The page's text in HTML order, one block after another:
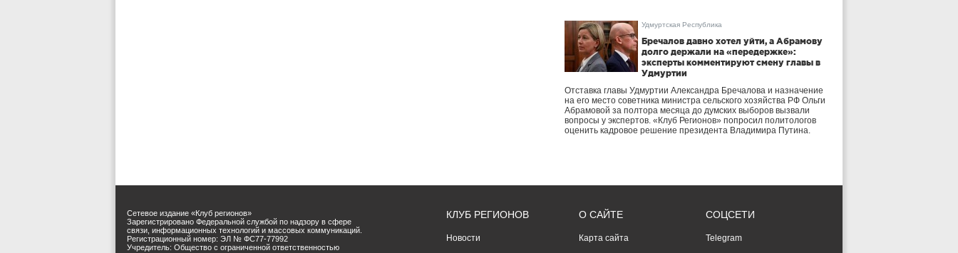
Удмуртская Республика
Бречалов давно хотел уйти, а Абрамову
долго держали на «передержке»:
эксперты комментируют смену главы в
Удмуртии
Отставка главы Удмуртии Александра Бречалова и назначение
на его место советника министра сельского хозяйства РФ Ольги
Абрамовой за полтора месяца до думских выборов вызвали
вопросы у экспертов. «Клуб Регионов» попросил политологов
оценить кадровое решение президента Владимира Путина.
Сетевое издание «Клуб регионов»
Зарегистрировано Федеральной службой по надзору в сфере
связи, информационных технологий и массовых коммуникаций.
Регистрационный номер: ЭЛ № ФС77-77992
Учредитель: Общество с ограниченной ответственностью
КЛУБ РЕГИОНОВ
Новости
О САЙТЕ
Карта сайта
СОЦСЕТИ
Telegram